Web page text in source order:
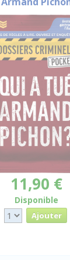
11,90 €
Disponible